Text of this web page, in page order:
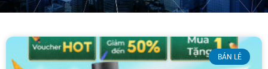
BÁN LẺ